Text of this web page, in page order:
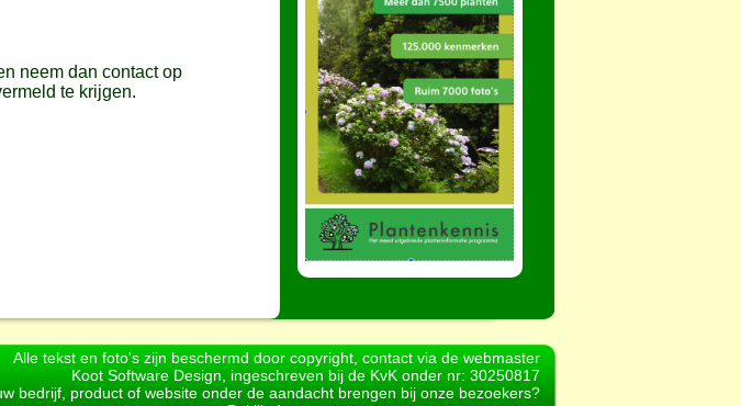
neem dan contact op
te krijgen.
Alle tekst en foto's zijn beschermd door copyright, contact via de webmaster
Koot Software Design, ingeschreven bij de KvK onder nr: 30250817
bedrijf, product of website onder de aandacht brengen bij onze bezoekers?